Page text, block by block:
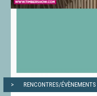
RENCONTRES/ÉVÈNEMENTS